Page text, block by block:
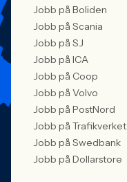
Jobb på Boliden
Jobb på Scania
Jobb på SJ
Jobb på ICA
Jobb på Coop
Jobb på Volvo
Jobb på PostNord
Jobb på Trafikverket
Jobb på Swedbank
Jobb på Dollarstore